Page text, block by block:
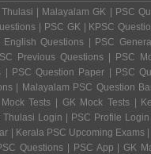
| Malayalam GK | PSC
| PSC GK | KPSC
Questions | PSC
Previous Questions | PSC
| PSC Question Paper | PSC
| Malayalam PSC Question
Tests | GK Mock Tests |
Thulasi Login | PSC Profile
| Kerala PSC Upcoming Exams
Questions | PSC App | GK